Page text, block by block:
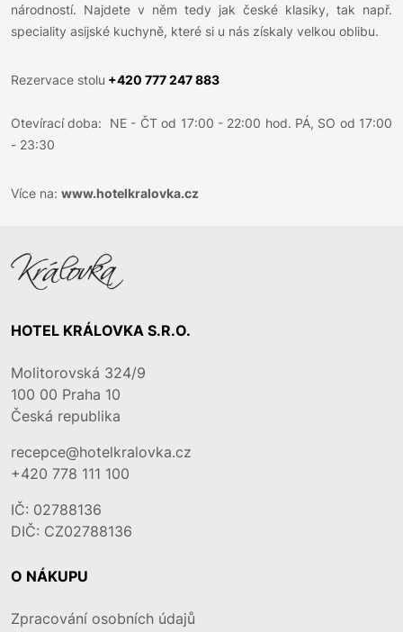
národností. Najdete v něm tedy jak české klasiky, tak např.
speciality asijské kuchyně, které si u nás získaly velkou oblibu.
Rezervace stolu +420 777 247 883
Otevírací doba: NE - ČT od 17:00 - 22:00 hod. PÁ, SO od 17:00
- 23:30
Více na: www.hotelkralovka.cz
HOTEL KRÁLOVKA S.R.O.
Molitorovská 324/9
100 00 Praha 10
Česká republika
recepce@hotelkralovka.cz
+420 778 111 100
IČ: 02788136
DIČ: CZ02788136
O NÁKUPU
Zpracování osobních údajů